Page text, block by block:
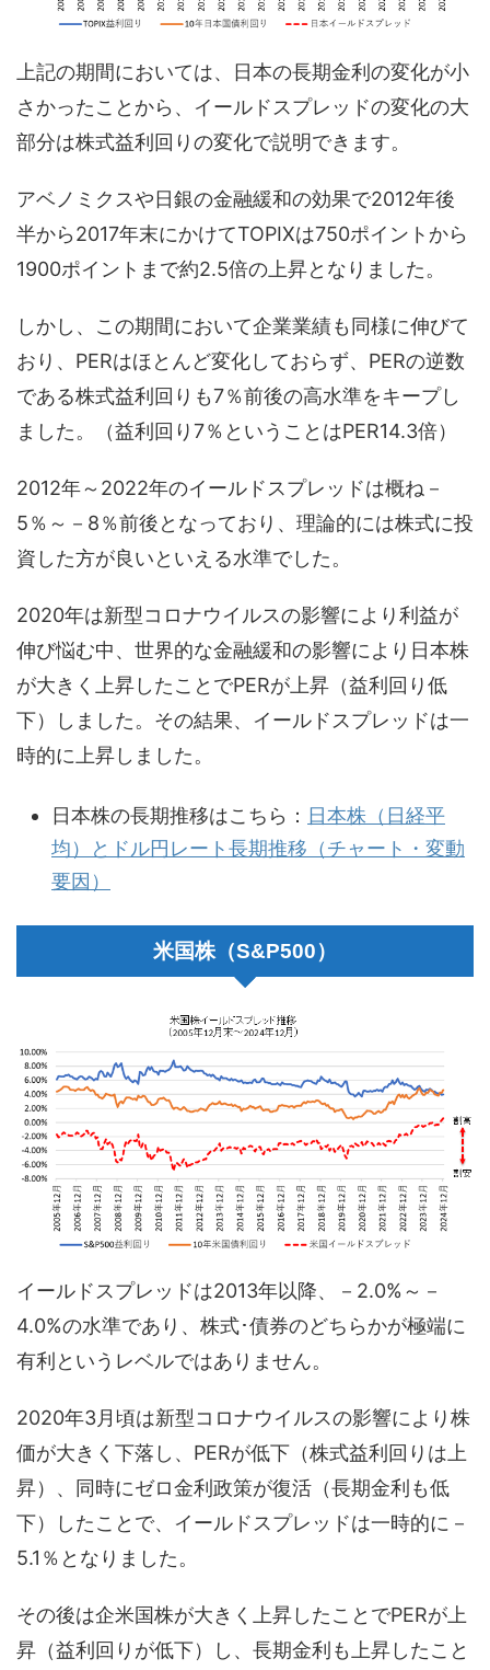
上記の期間においては、日本の長期金利の変化が小
さかったことから、イールドスプレッドの変化の大
部分は株式益利回りの変化で説明できます。
アベノミクスや日銀の金融緩和の効果で2012年後
半から2017年末にかけてTOPIXは750ポイントから
1900ポイントまで約2.5倍の上昇となりました。
しかし、この期間において企業業績も同様に伸びて
おり、PERはほとんど変化しておらず、PERの逆数
である株式益利回りも7％前後の高水準をキープし
ました。（益利回り7％ということはPER14.3倍）
2012年～2022年のイールドスプレッドは概ね－
5％～－8％前後となっており、理論的には株式に投
資した方が良いといえる水準でした。
2020年は新型コロナウイルスの影響により利益が
伸び悩む中、世界的な金融緩和の影響により日本株
が大きく上昇したことでPERが上昇（益利回り低
下）しました。その結果、イールドスプレッドは一
時的に上昇しました。
日本株の長期推移はこちら： 日本株（日経平
均）とドル円レート長期推移（チャート・変動
要因）
米国株（S&P500）
イールドスプレッドは2013年以降、－2.0%～－
4.0%の水準であり、株式･債券のどちらかが極端に
有利というレベルではありません。
2020年3月頃は新型コロナウイルスの影響により株
価が大きく下落し、PERが低下（株式益利回りは上
昇）、同時にゼロ金利政策が復活（長期金利も低
下）したことで、イールドスプレッドは一時的に－
5.1％となりました。
その後は企米国株が大きく上昇したことでPERが上
昇（益利回りが低下）し、長期金利も上昇したこと